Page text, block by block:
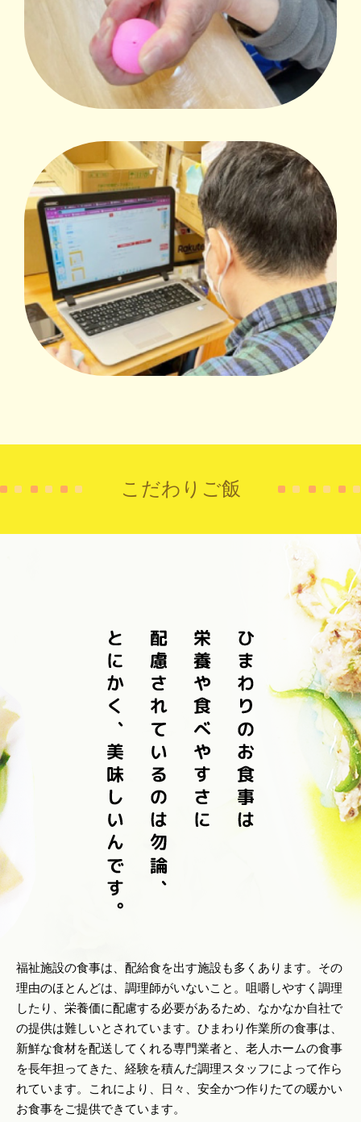
こだわりご飯
福祉施設の食事は、配給食を出す施設も多くあります。その
理由のほとんどは、調理師がいないこと。咀嚼しやすく調理
したり、栄養価に配慮する必要があるため、なかなか自社で
の提供は難しいとされています。ひまわり作業所の食事は、
新鮮な食材を配送してくれる専門業者と、老人ホームの食事
を長年担ってきた、経験を積んだ調理スタッフによって作ら
れています。これにより、日々、安全かつ作りたての暖かい
お食事をご提供できています。